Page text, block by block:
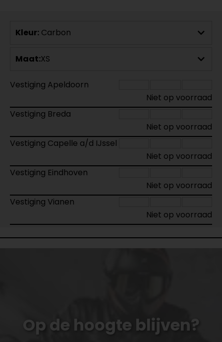
Kleur: Carbon
Maat:XS
Vestiging Apeldoorn
Niet op voorraad
Vestiging Breda
Niet op voorraad
Vestiging Capelle a/d IJssel
Niet op voorraad
Vestiging Eindhoven
Niet op voorraad
Vestiging Vianen
Niet op voorraad
Op de hoogte blijven?